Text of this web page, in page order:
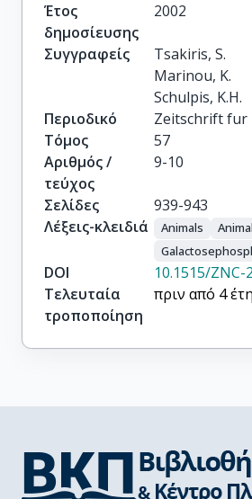
Έτος
δημοσίευσης
2002
Συγγραφείς
Tsakiris, S.
Marinou, K.
Schulpis, K.H.
Περιοδικό
Zeitschrift fur
Τόμος
57
Αριθμός /
τεύχος
9-10
Σελίδες
939-943
Λέξεις-κλειδιά
Animals
DOI
10.1515/ZNC-
Τελευταία
τροποποίηση
πριν από 4 έτη